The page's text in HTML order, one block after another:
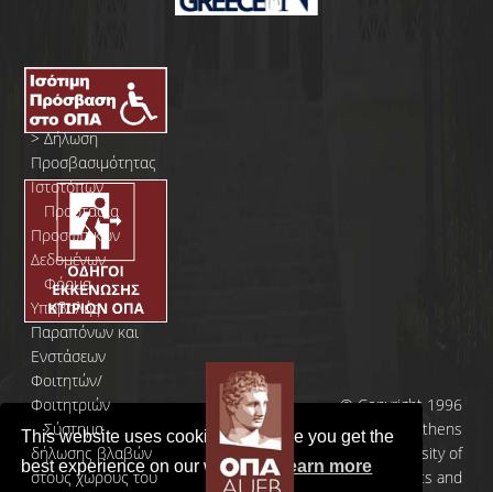
This website uses cookies to ensure you get the
best experience on our website.Learn more
>Δήλωση
Προσβασιμότητας
Ιστοτόπων
Προστασία
Προσωπικών
Δεδομένων
Φόρμα
Yποβολής
Παραπόνων και
Ενστάσεων
Φοιτητών/
Φοιτητριών
>Σύστημα
δήλωσης βλαβών
στους χώρους του
© Copyright 1996
- 2026 | Athens
University of
Economics and